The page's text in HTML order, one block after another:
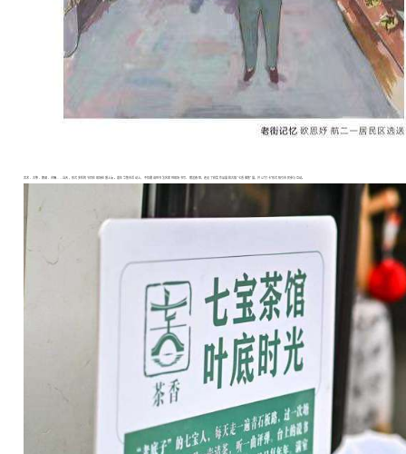
武术、古筝、朗诵、合唱……当天，形式多样的节目在现场轮番上演。嘉年华集市活动上，不仅邀请到书法名家到现场书写、赠送春联，还设了获奖作品展和古镇“七香雅集”展，并以“打卡”形式吸引市民参与互动。